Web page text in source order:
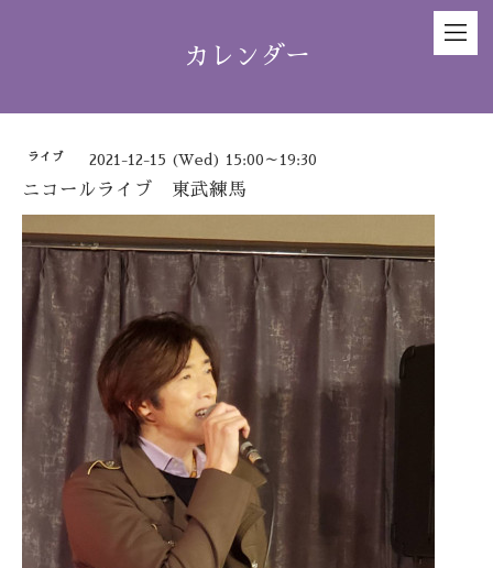
カレンダー
ライブ 2021-12-15 (Wed) 15:00～19:30
ニコールライブ 東武練馬